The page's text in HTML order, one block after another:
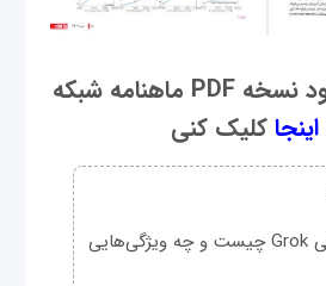
برای خرید و دانلود نسخه PDF ماهنامه شبکه
اینجاکلیک کنی
هوش مصنوعی Grok چیست و چه ویژگی‌هایی